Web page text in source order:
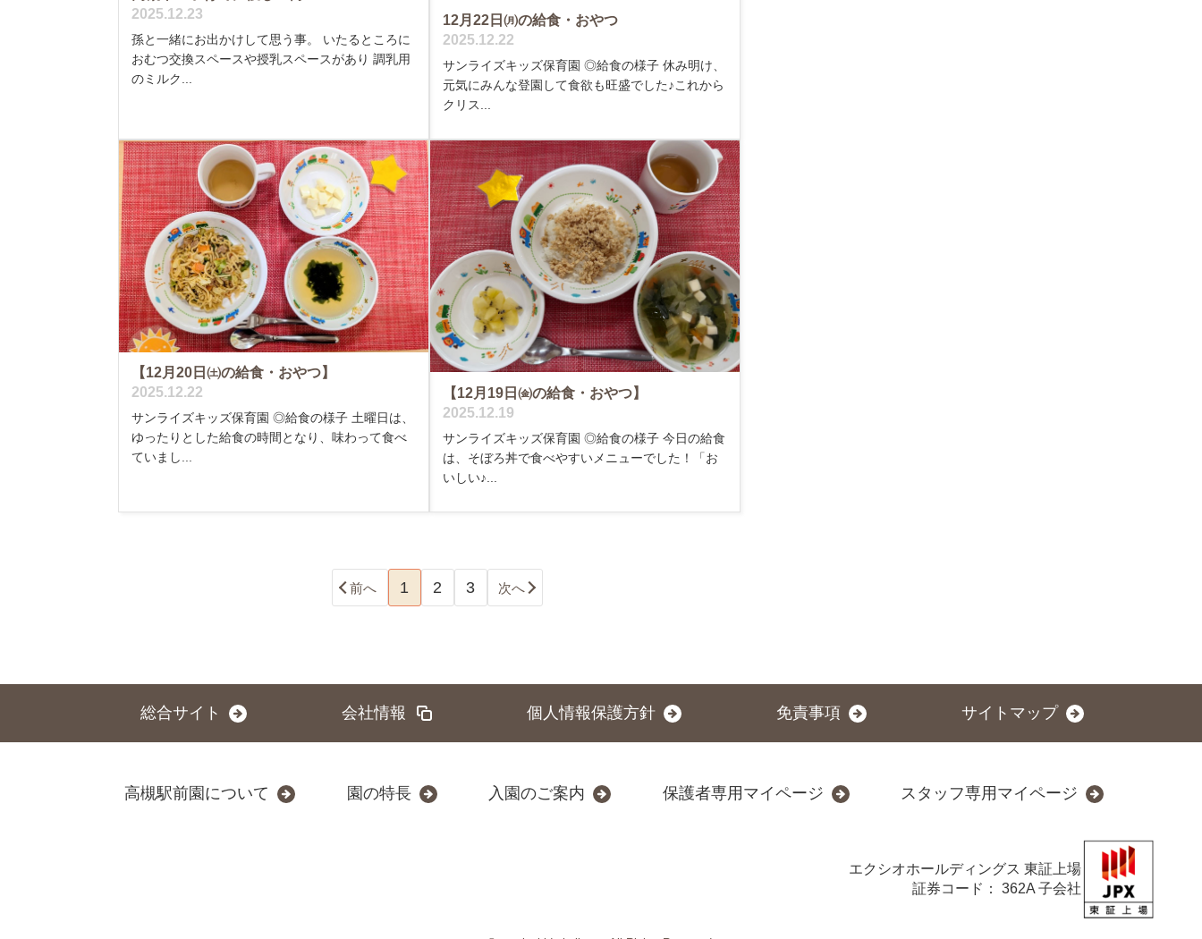
2025.12.23
孫と一緒にお出かけして思う事。 いたるところに
おむつ交換スペースや授乳スペースがあり 調乳用
のミルク...
12月22日㈪の給食・おやつ
2025.12.22
サンライズキッズ保育園 ◎給食の様子 休み明け、
元気にみんな登園して食欲も旺盛でした♪これから
クリス...
【12月20日㈯の給食・おやつ】
2025.12.22
サンライズキッズ保育園 ◎給食の様子 土曜日は、
ゆったりとした給食の時間となり、味わって食べ
ていまし...
【12月19日㈮の給食・おやつ】
2025.12.19
サンライズキッズ保育園 ◎給食の様子 今日の給食
は、そぼろ丼で食べやすいメニューでした！「お
いしい♪...
前へ 1 2 3 次へ
総合サイト 会社情報 個人情報保護方針 免責事項 サイトマップ
高槻駅前園について 園の特長 入園のご案内 保護者専用マイページ スタッフ専用マイページ
エクシオホールディングス 東証上場
証券コード： 362A 子会社